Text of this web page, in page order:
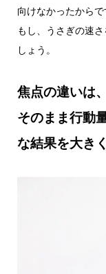
向けなかったからで
もし、うさぎの速
しょう。
焦点の違いは、
そのまま行動
な結果を大き